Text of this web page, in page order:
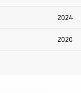
2024
2020